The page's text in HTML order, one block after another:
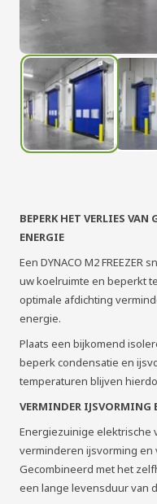
BEPERK HET VERLIES VAN
ENERGIE
Een DYNACO M2
uw koelruimte en beperkt
optimale afdichting
energie.
Plaats een bijkomend
beperk condensatie en
temperaturen blijven
VERMINDER
Energiezuinige elektrische
verminderen ijsvorming en
Gecombineerd met het
een lange levensduur van